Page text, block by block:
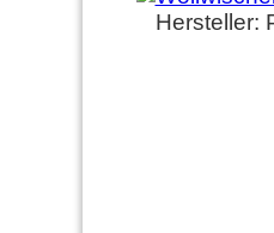
Hersteller: